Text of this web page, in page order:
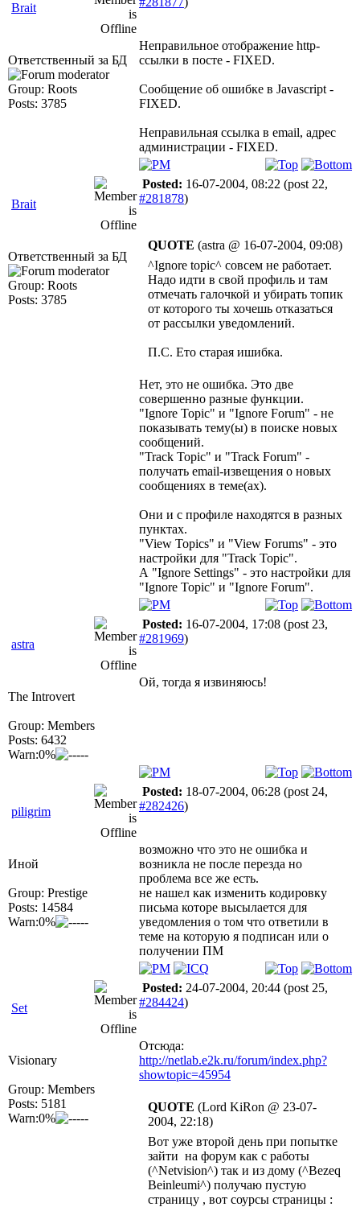
Brait
Ответственный за БД
Group: Roots
Posts: 3785
Неправильное отображение http-
ссылки в посте - FIXED.
Сообщение об ошибке в Javascript -
FIXED.
Неправильная ссылка в email, адрес
администрации - FIXED.
Brait
Posted: 16-07-2004, 08:22 (post 22,
#281878)
Ответственный за БД
Group: Roots
Posts: 3785
QUOTE (astra @ 16-07-2004, 09:08)
^Ignore topic^ совсем не работает.
Надо идти в свой профиль и там
отмечать галочкой и убирать топик
от которого ты хочешь отказаться
от рассылки уведомлений.
П.С. Ето старая ишибка.
Нет, это не ошибка. Это две
совершенно разные функции.
"Ignore Topic" и "Ignore Forum" - не
показывать тему(ы) в поиске новых
сообщений.
"Track Topic" и "Track Forum" -
получать email-извещения о новых
сообщениях в теме(ах).
Они и с профиле находятся в разных
пунктах.
"View Topics" и "View Forums" - это
настройки для "Track Topic".
А "Ignore Settings" - это настройки для
"Ignore Topic" и "Ignore Forum".
astra
Posted: 16-07-2004, 17:08 (post 23,
#281969)
The Introvert
Group: Members
Posts: 6432
Warn:0%
Ой, тогда я извиняюсь!
piligrim
Posted: 18-07-2004, 06:28 (post 24,
#282426)
Иной
Group: Prestige
Posts: 14584
Warn:0%
возможно что это не ошибка и
возникла не после перезда но
проблема все же есть.
не нашел как изменить кодировку
письма которе высылается для
уведомления о том что ответили в
теме на которую я подписан или о
получении ПМ
Set
Posted: 24-07-2004, 20:44 (post 25,
#284424)
Visionary
Group: Members
Posts: 5181
Warn:0%
Отсюда:
http://netlab.e2k.ru/forum/index.php?
showtopic=45954
QUOTE (Lord KiRon @ 23-07-
2004, 22:18)
Вот уже второй день при попытке
зайти на форум как с работы
(^Netvision^) так и из дому (^Bezeq
Beinleumi^) получаю пустую
страницу , вот соурсы страницы :